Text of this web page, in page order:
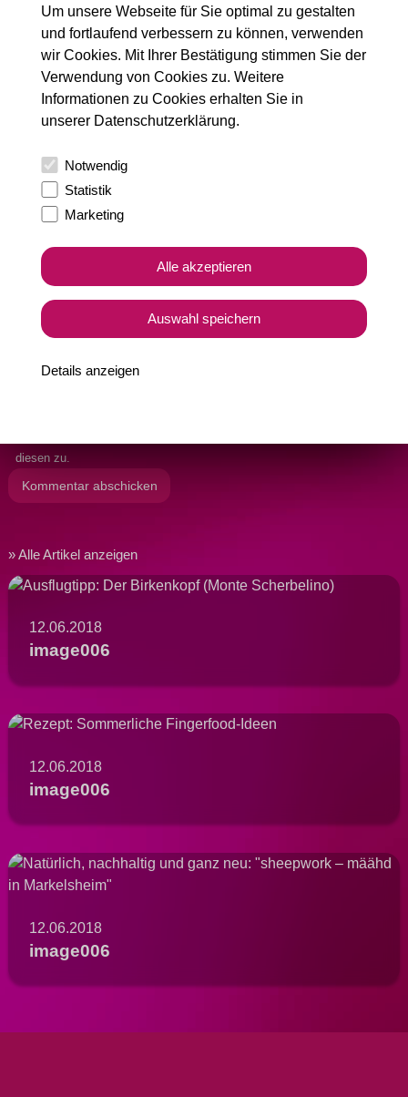
E-Mail-Adresse*
Kommentar*
diesen zu.
Alle Artikel anzeigen
12.06.2018
image006
12.06.2018
image006
12.06.2018
image006
Um unsere Webseite für Sie optimal zu gestalten
und fortlaufend verbessern zu können, verwenden
wir Cookies. Mit Ihrer Bestätigung stimmen Sie der
Verwendung von Cookies zu. Weitere
Informationen zu Cookies erhalten Sie in
unserer Datenschutzerklärung.
Notwendig
Statistik
Marketing
Details anzeigen
Auswahl speichern
Alle akzeptieren